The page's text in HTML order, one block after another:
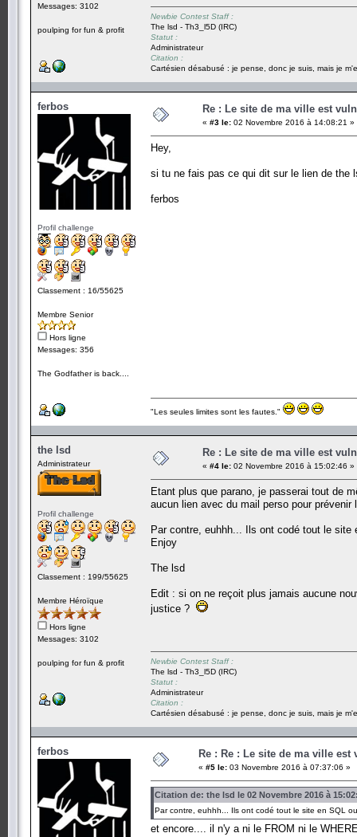
Messages: 3102
poulping for fun & profit
Newbie Contest Staff :
The lsd - Th3_l5D (IRC)
Statut :
Administrateur
Citation :
Cartésien désabusé : je pense, donc je suis, mais je
ferbos
Profil challenge
Classement : 16/55625
Membre Senior
Hors ligne
Messages: 356
The Godfather is back....
Re : Le site de ma ville est
« #3 le: 02 Novembre 2016 à 14:08:21 »
Hey,
si tu ne fais pas ce qui dit sur le lien de the
ferbos
"Les seules limites sont les fautes."
the lsd
Administrateur
Profil challenge
Classement : 199/55625
Membre Héroïque
Hors ligne
Messages: 3102
poulping for fun & profit
Re : Le site de ma ville est
« #4 le: 02 Novembre 2016 à 15:02:46 »
Etant plus que parano, je passerai tout de
aucun lien avec du mail perso pour prévenir
Par contre, euhhh... Ils ont codé tout le
Enjoy
The lsd
Edit : si on ne reçoit plus jamais aucune
justice ?
Newbie Contest Staff :
The lsd - Th3_l5D (IRC)
Statut :
Administrateur
Citation :
Cartésien désabusé : je pense, donc je suis, mais je
ferbos Re : Re : Le site de ma ville est
« #5 le: 03 Novembre 2016 à 07:37:06 »
Citation de: the lsd le 02 Novembre 2016 à
Par contre, euhhh... Ils ont codé tout le site en SQL
et encore.... il n'y a ni le FROM ni le